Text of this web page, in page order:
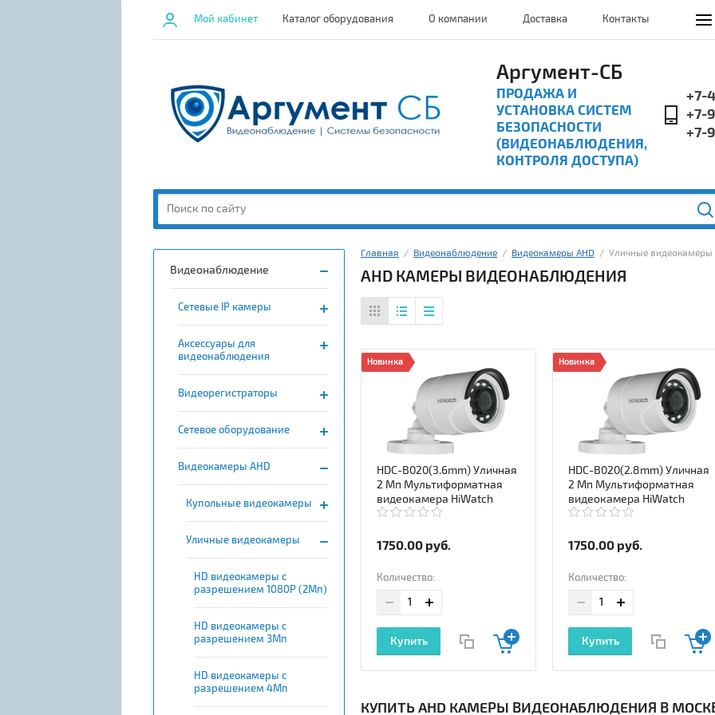
Мой кабинет Каталог оборудования О компании Доставка Контакты
Аргумент-СБ
ПРОДАЖА И
УСТАНОВКА СИСТЕМ
БЕЗОПАСНОСТИ
(ВИДЕОНАБЛЮДЕНИЯ,
КОНТРОЛЯ ДОСТУПА)
+7-
+7-
+7-
Видеонаблюдение
Сетевые IP камеры
Аксессуары для
видеонаблюдения
Видеорегистраторы
Сетевое оборудование
Видеокамеры AHD
Купольные видеокамеры
Уличные видеокамеры
HD видеокамеры с
разрешением 1080P (2Мп)
HD видеокамеры с
разрешением 3Мп
HD видеокамеры с
разрешением 4Мп
Главная
  /
Видеонаблюдение
  /
Видеокамеры AHD
  /  Уличные видеокамеры
AHD КАМЕРЫ ВИДЕОНАБЛЮДЕНИЯ
Новинка
HDC-B020(3.6mm) Уличная
2 Мп Мультиформатная
видеокамера HiWatch
1750.00 руб.
Количество:
Купить
Новинка
HDC-B020(2.8mm) Уличная
2 Мп Мультиформатная
видеокамера HiWatch
1750.00 руб.
Количество:
Купить
КУПИТЬ AHD КАМЕРЫ ВИДЕОНАБЛЮДЕНИЯ В